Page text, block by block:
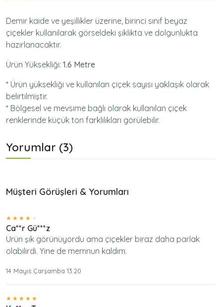
Demir kaide ve yeşillikler üzerine, birinci sınıf beyaz
çiçekler kullanılarak görseldeki şıklıkta ve dolgunlukta
hazırlanacaktır.
Ürün Yüksekliği: 1.6 Metre
* Ürün yüksekliği ve kullanılan çiçek sayısı yaklaşık olarak
belirtilmiştir.
* Bölgesel ve mevsime bağlı olarak kullanılan çiçek
renklerinde küçük ton farklılıkları görülebilir.
Yorumlar (3)
Müşteri Görüşleri & Yorumları
Ca**r Gü***z
Ürün şık görünüyordu ama çiçekler biraz daha parlak
olabilirdi. Yine de memnun kaldım.
14 Mayıs Çarşamba 13:20